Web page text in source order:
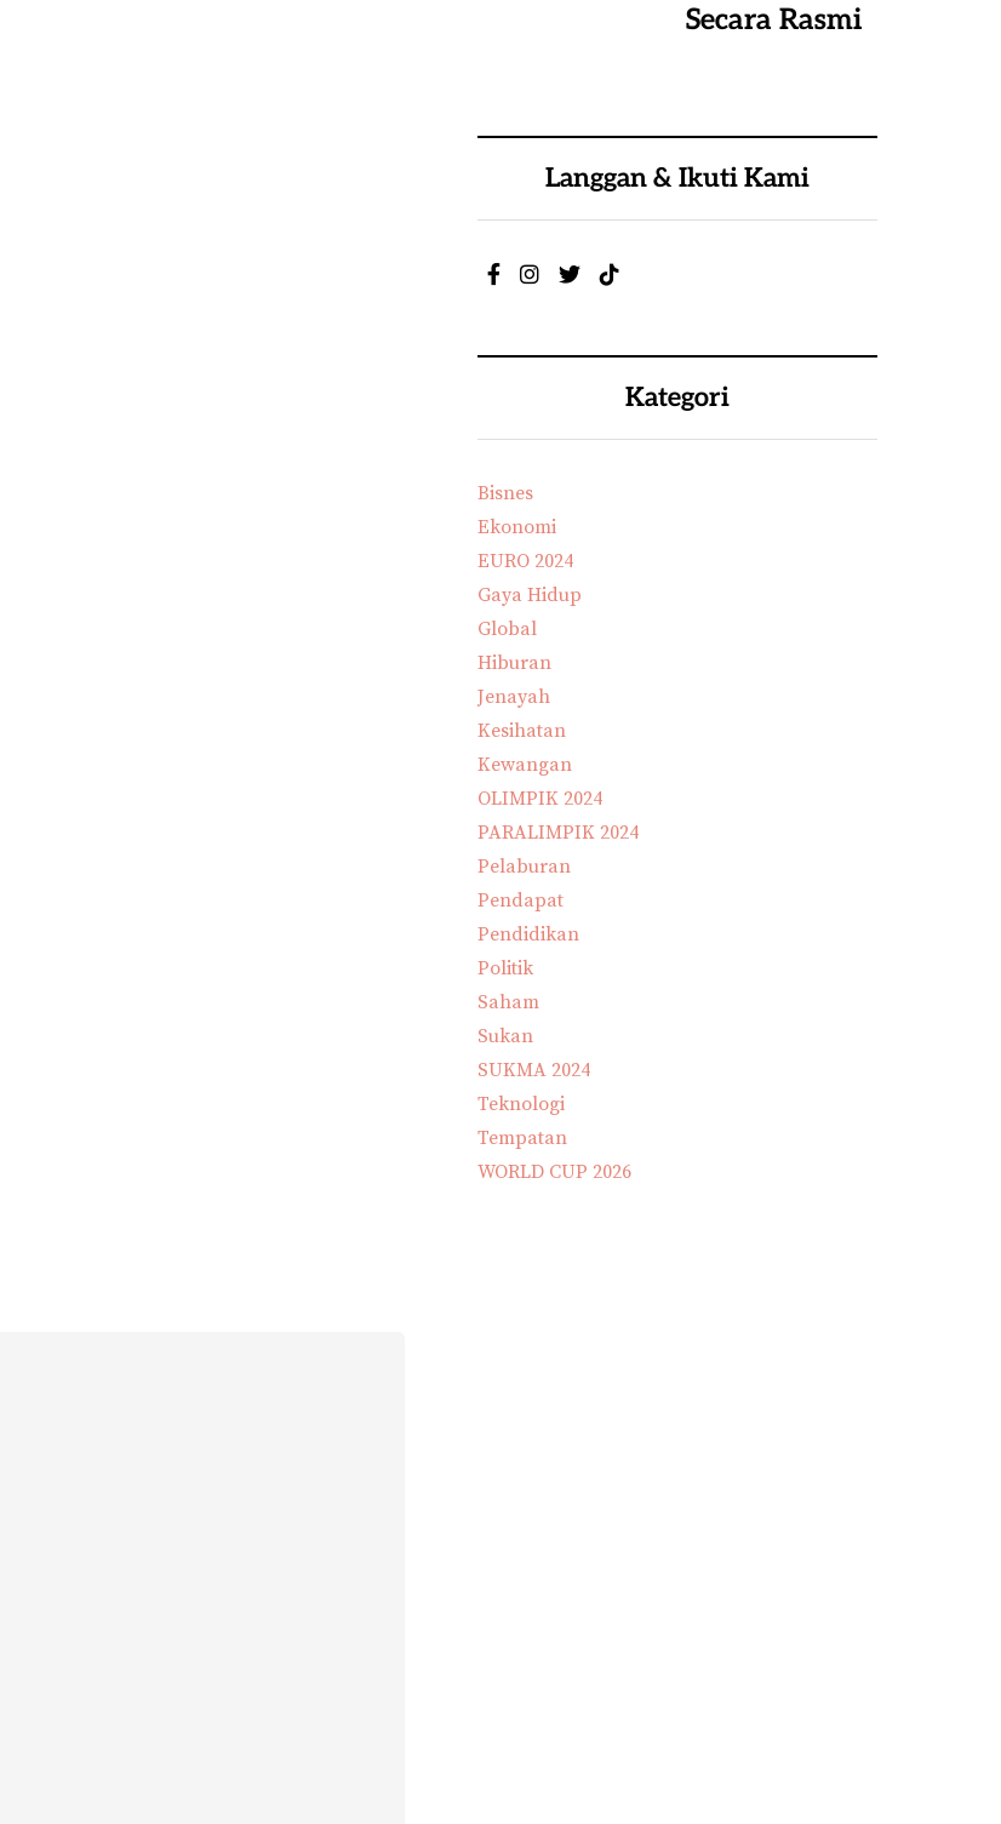
Secara Rasmi
Langgan & Ikuti Kami
Kategori
Bisnes
Ekonomi
EURO 2024
Gaya Hidup
Global
Hiburan
Jenayah
Kesihatan
Kewangan
OLIMPIK 2024
PARALIMPIK 2024
Pelaburan
Pendapat
Pendidikan
Politik
Saham
Sukan
SUKMA 2024
Teknologi
Tempatan
WORLD CUP 2026